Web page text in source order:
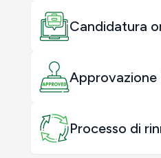
Candidatura
Approvazione
Processo di